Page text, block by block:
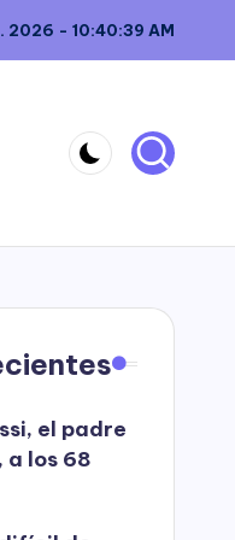
2026 - 10:40:39 AM
el padre
a los 68